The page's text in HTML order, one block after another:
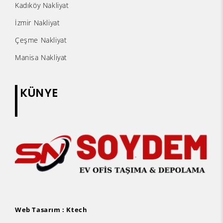
Kadıköy Nakliyat
İzmir Nakliyat
Çeşme Nakliyat
Manisa Nakliyat
KÜNYE
Web Tasarım : Ktech